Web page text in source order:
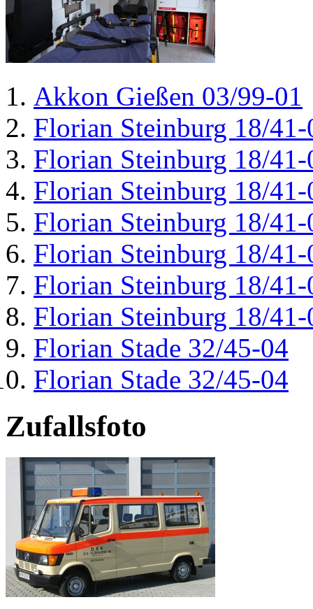
Akkon Gießen 03/99-01
Florian Steinburg 18/41-
Florian Steinburg 18/41-
Florian Steinburg 18/41-
Florian Steinburg 18/41-
Florian Steinburg 18/41-
Florian Steinburg 18/41-
Florian Steinburg 18/41-
Florian Stade 32/45-04
Florian Stade 32/45-04
Zufallsfoto